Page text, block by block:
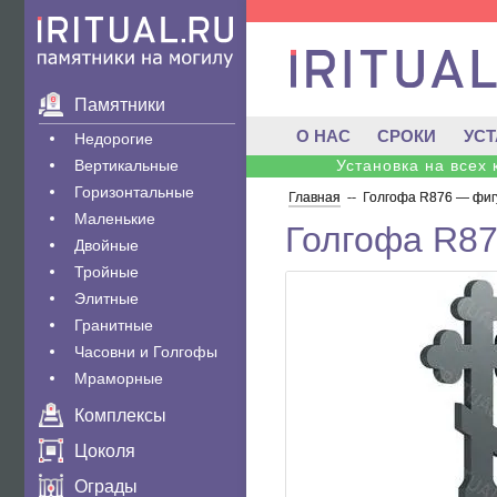
Памятники
Недорогие
Вертикальные
Горизонтальные
Маленькие
Двойные
Тройные
Элитные
Гранитные
Часовни и Голгофы
Мраморные
Комплексы
Цоколя
Ограды
О НАС СРОКИ
Установка на
Главная -- Голгофа R876 —
Голгофа